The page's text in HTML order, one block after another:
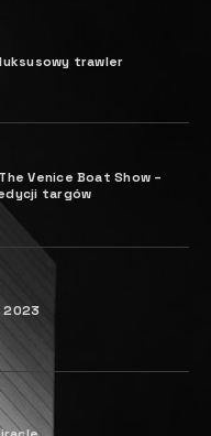
trawler
Venice Boat Show ­–
targów
2023